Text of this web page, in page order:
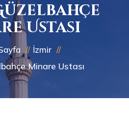
Ustası
İzmir
Minare Ustası